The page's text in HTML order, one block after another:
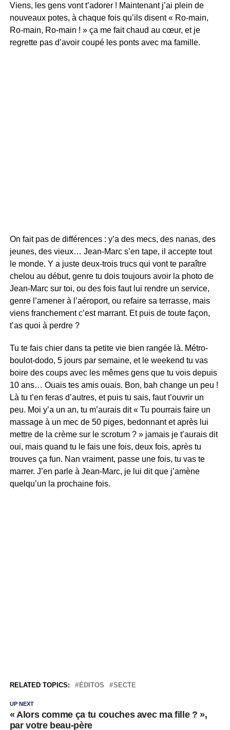
Viens, les gens vont t’adorer ! Maintenant j’ai plein de
nouveaux potes, à chaque fois qu’ils disent « Ro-main,
Ro-main, Ro-main ! » ça me fait chaud au cœur, et je
regrette pas d’avoir coupé les ponts avec ma famille.
On fait pas de différences : y’a des mecs, des nanas, des
jeunes, des vieux… Jean-Marc s’en tape, il accepte tout
le monde. Y a juste deux-trois trucs qui vont te paraître
chelou au début, genre tu dois toujours avoir la photo de
Jean-Marc sur toi, ou des fois faut lui rendre un service,
genre l’amener à l’aéroport, ou refaire sa terrasse, mais
viens franchement c’est marrant. Et puis de toute façon,
t’as quoi à perdre ?
Tu te fais chier dans ta petite vie bien rangée là. Métro-
boulot-dodo, 5 jours par semaine, et le weekend tu vas
boire des coups avec les mêmes gens que tu vois depuis
10 ans… Ouais tes amis ouais. Bon, bah change un peu !
Là tu t’en feras d’autres, et puis tu sais, faut t’ouvrir un
peu. Moi y’a un an, tu m’aurais dit « Tu pourrais faire un
massage à un mec de 50 piges, bedonnant et après lui
mettre de la crème sur le scrotum ? » jamais je t’aurais dit
oui, mais quand tu le fais une fois, deux fois, après tu
trouves ça fun. Nan vraiment, passe une fois, tu vas te
marrer. J’en parle à Jean-Marc, je lui dit que j’amène
quelqu’un la prochaine fois.
RELATED TOPICS: ÉDITOS SECTE
UP NEXT
« Alors comme ça tu couches avec ma fille ? »,
par votre beau-père